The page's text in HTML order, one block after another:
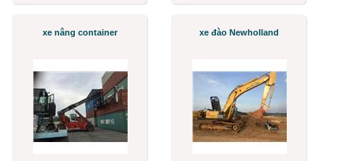
xe nâng container xe đào Newholland